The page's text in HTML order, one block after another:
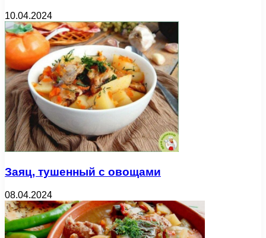
10.04.2024
Заяц, тушенный с овощами
08.04.2024